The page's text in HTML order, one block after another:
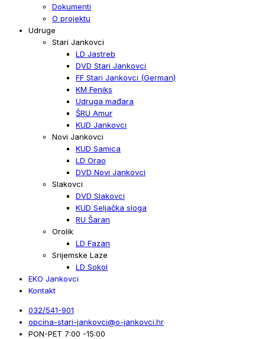
Dokumenti
O projektu
Udruge
Stari Jankovci
LD Jastreb
DVD Stari Jankovci
FF Stari Jankovci (German)
KM Feniks
Udruga mađara
ŠRU Amur
KUD Jankovci
Novi Jankovci
KUD Samica
LD Orao
DVD Novi Jankovci
Slakovci
DVD Slakovci
KUD Seljačka sloga
RU Šaran
Orolik
LD Fazan
Srijemske Laze
LD Sokol
EKO Jankovci
Kontakt
032/541-901
opcina-stari-jankovci@o-jankovci.hr
PON-PET 7:00 -15:00